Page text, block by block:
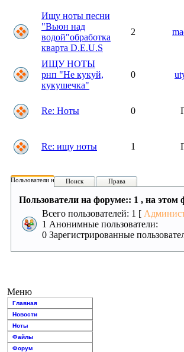
Ищу ноты песни
"Вьюн над
водой"обработка
кварта D.E.U.S
2
ИЩУ НОТЫ
рнп "Не кукуй,
кукушечка"
0
Re: Ноты 0
Re: ищу ноты 1
Пользователи на форуме:
Поиск Права
Пользователи на форуме:: 1 , на этом
Всего пользователей: 1 [
1 Анонимные пользователи:
0 Зарегистрированные
Меню
Главная
Новости
Ноты
Файлы
Форум